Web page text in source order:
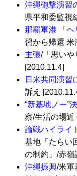
沖縄砲撃演習
県平和委監視
那覇軍港 「ヘ
習から帰還 米
主張/「思いや
[2010.11.4]
日米共同演習
訴え
“新基地ノー”
察/生活の場近
論戦ハイライ
基地「たらい
の制約」/赤
沖縄振興/米軍